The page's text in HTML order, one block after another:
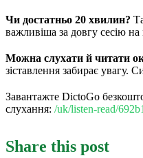
Чи достатньо 20 хвилин?
важливіша за довгу сесію на
Можна слухати й читати
зіставлення забирає увагу.
Завантажте DictoGo
слухання: /uk/listen-read/
Share this post